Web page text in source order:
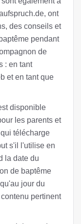
ont
des conseils et
pendant
de
: en tant
et en tant que
disponible
les parents et
télécharge
s'il l'utilise en
la date du
de baptême
jour du
pertinent